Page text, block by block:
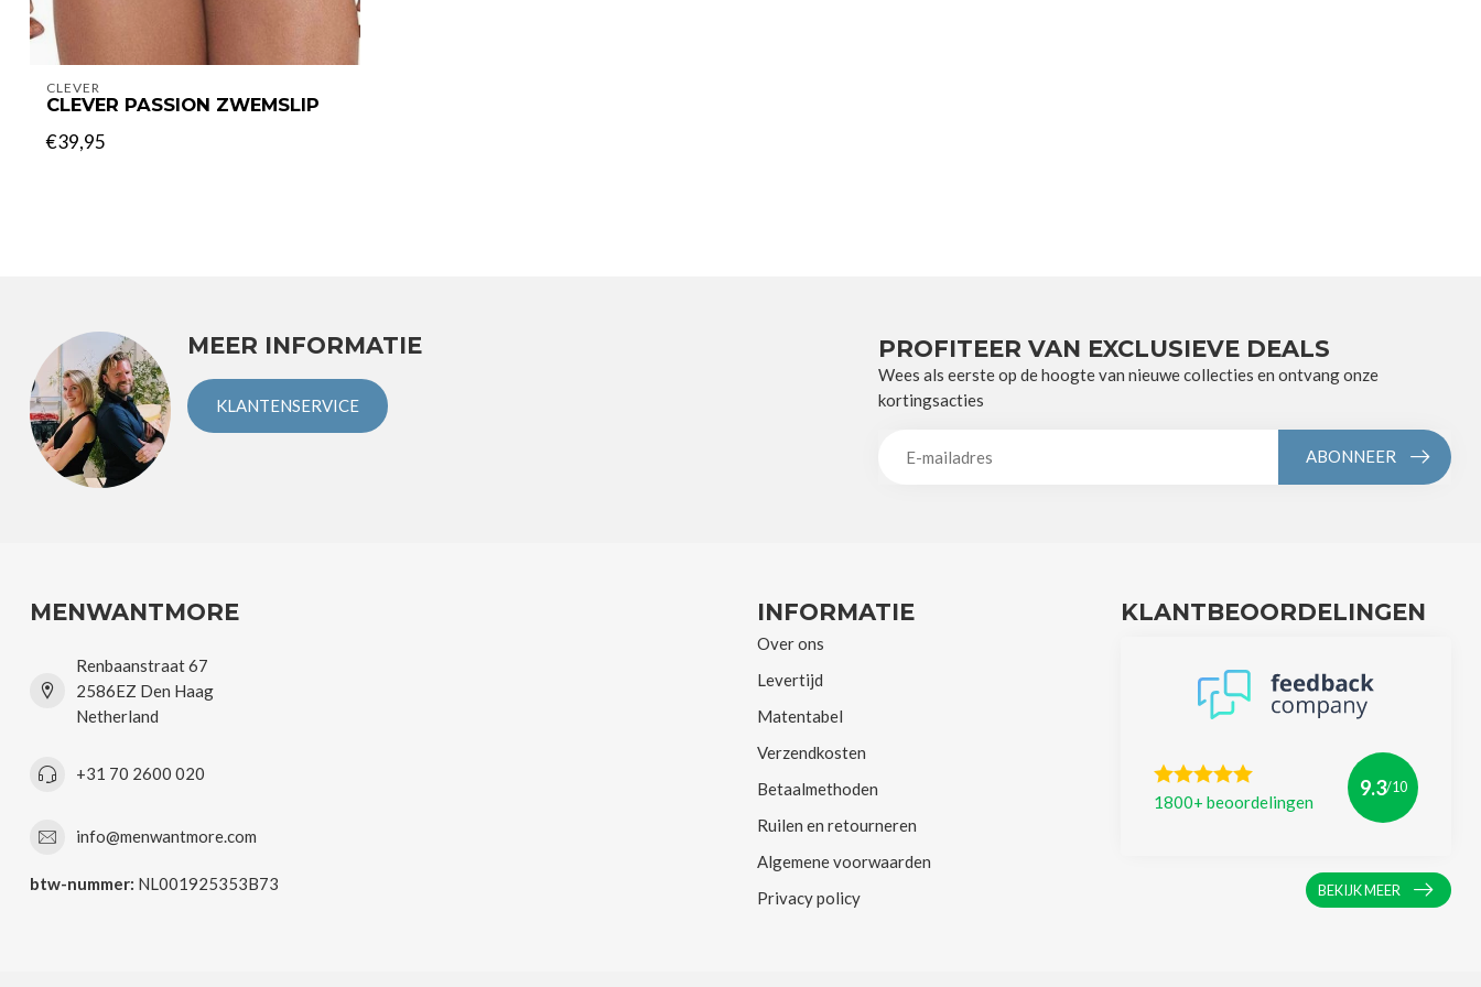
CLEVER
CLEVER PASSION ZWEMSLIP
€39,95
MEER INFORMATIE
KLANTENSERVICE
PROFITEER VAN EXCLUSIEVE DEALS
Wees als eerste op de hoogte van nieuwe collecties en ontvang onze
kortingsacties
ABONNEER
MENWANTMORE
Renbaanstraat 67
2586EZ Den Haag
Netherland
+31 70 2600 020
info@menwantmore.com
btw-nummer: NL001925353B73
INFORMATIE
Over ons
Levertijd
Matentabel
Verzendkosten
Betaalmethoden
Ruilen en retourneren
Algemene voorwaarden
Privacy policy
KLANTBEOORDELINGEN
1800+ beoordelingen
9.3/10
BEKIJK MEER